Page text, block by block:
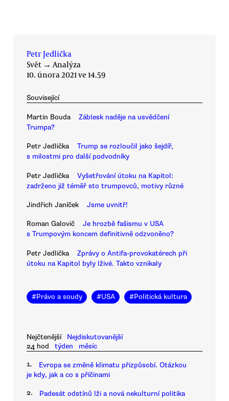
Petr Jedlička
Svět → Analýza
10. února 2021 ve 14.59
Související
Martin Bouda
Záblesk naděje na usvědčení
Trumpa?
Petr Jedlička
Trump se rozloučil jako šejdíř,
s milostmi pro další podvodníky
Petr Jedlička
Vyšetřování útoku na Kapitol:
zadrženo již téměř sto trumpovců, motivy různé
Jindřich Janíček Jsme uvnitř!
Roman Galovič
Je hrozbě fašismu v USA
s Trumpovým koncem definitivně odzvoněno?
Petr Jedlička
Zprávy o Antifa-provokatérech při
útoku na Kapitol byly lživé. Takto vznikaly
#Právo a soudy #USA #Politická kultura
Nejčtenější
Nejdiskutovanější
24 hod
týden měsíc
1.
Evropa se změně klimatu přizpůsobí. Otázkou
je kdy, jak a co s příčinami
2. Padesát odstínů lži a nová nekulturní politika